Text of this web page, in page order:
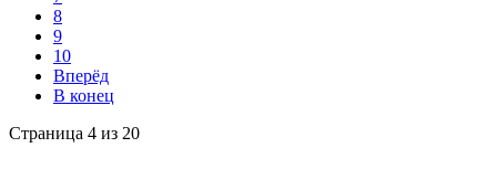
8
9
10
Вперёд
В конец
Страница 4 из 20